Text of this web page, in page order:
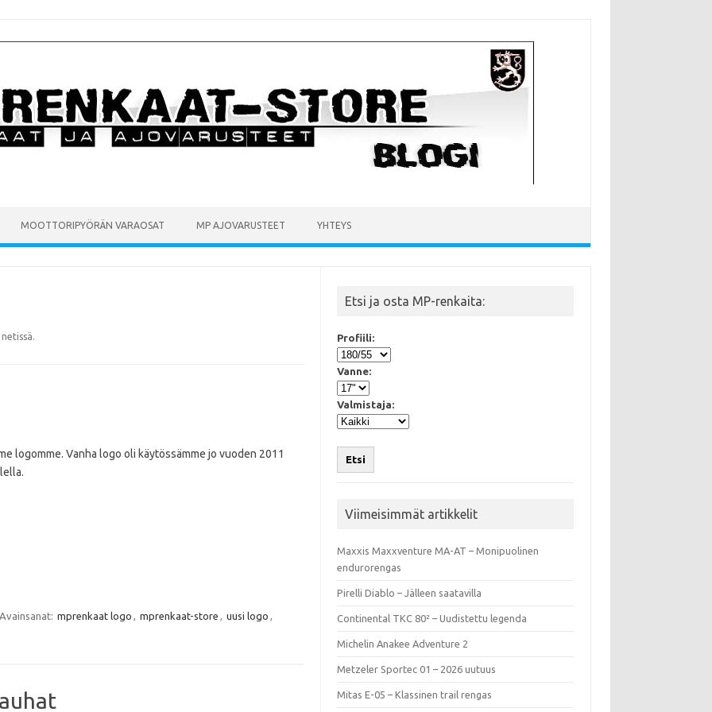
MOOTTORIPYÖRÄN VARAOSAT MP AJOVARUSTEET YHTEYS
logomme. Vanha logo oli käytössämme jo vuoden 2011
Avainsanat: mprenkaat logo , mprenkaat-store , uusi logo ,
Etsi ja osta MP-renkaita:
Profiili:
Vanne:
Valmistaja:
Etsi
Viimeisimmät artikkelit
Maxxis Maxxventure MA-AT – Monipuolinen
endurorengas
Pirelli Diablo – Jälleen saatavilla
Continental TKC 80² – Uudistettu legenda
Michelin Anakee Adventure 2
Metzeler Sportec 01 – 2026 uutuus
Mitas E-05 – Klassinen trail rengas